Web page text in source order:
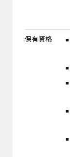
保有資格